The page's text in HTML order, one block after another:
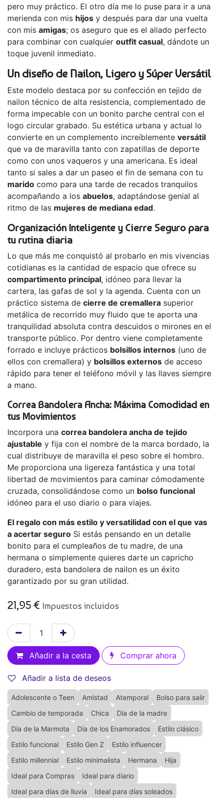
pero muy práctico. El otro día me lo puse para ir a una
merienda con mis hijos y después para dar una vuelta
con mis amigas; os aseguro que es el aliado perfecto
para combinar con cualquier outfit casual, dándote un
toque juvenil inmediato.
Un diseño de Nailon, Ligero y Súper Versátil
Este modelo destaca por su confección en tejido de
nailon técnico de alta resistencia, complementado de
forma impecable con un bonito parche central con el
logo circular grabado. Su estética urbana y actual lo
convierte en un complemento increíblemente versátil
que va de maravilla tanto con zapatillas de deporte
como con unos vaqueros y una americana. Es ideal
tanto si sales a dar un paseo el fin de semana con tu
marido como para una tarde de recados tranquilos
acompañando a los abuelos, adaptándose genial al
ritmo de las mujeres de mediana edad.
Organización Inteligente y Cierre Seguro para
tu rutina diaria
Lo que más me conquistó al probarlo en mis vivencias
cotidianas es la cantidad de espacio que ofrece su
compartimento principal, idóneo para llevar la
cartera, las gafas de sol y la agenda. Cuenta con un
práctico sistema de cierre de cremallera superior
metálica de recorrido muy fluido que te aporta una
tranquilidad absoluta contra descuidos o mirones en el
transporte público. Por dentro viene completamente
forrado e incluye prácticos bolsillos internos (uno de
ellos con cremallera) y bolsillos externos de acceso
rápido para tener el teléfono móvil y las llaves siempre
a mano.
Correa Bandolera Ancha: Máxima Comodidad en
tus Movimientos
Incorpora una correa bandolera ancha de tejido
ajustable y fija con el nombre de la marca bordado, la
cual distribuye de maravilla el peso sobre el hombro.
Me proporciona una ligereza fantástica y una total
libertad de movimientos para caminar cómodamente
cruzada, consolidándose como un bolso funcional
idóneo para el uso diario o para viajes.
El regalo con más estilo y versatilidad con el que vas
a acertar seguro Si estás pensando en un detalle
bonito para el cumpleaños de tu madre, de una
hermana o simplemente quieres darte un capricho
duradero, esta bandolera de nailon es un éxito
garantizado por su gran utilidad.
21,95 € Impuestos incluidos
Añadir a la cesta Comprar ahora
Añadir a lista de deseos
Adolescente o Teen Amistad Atemporal
Bolso para salir
Cambio de temporada
Chica
Día de la madre
Día de la Marmota
Día de los Enamorados
Estilo clásico
Estilo funcional
Estilo Gen Z
Estilo influencer
Estilo millennial
Estilo minimalista Hermana
Hija
Ideal para Compras
Ideal para diario
Ideal para días de lluvia
Ideal para días soleados